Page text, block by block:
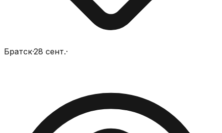
Братск·28 сент.·